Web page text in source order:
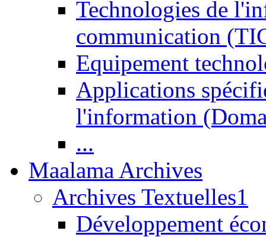
Technologies de
communication
Equipement
Applications
l'information
...
Maalama Archives
Archives Textuelles1
Développement